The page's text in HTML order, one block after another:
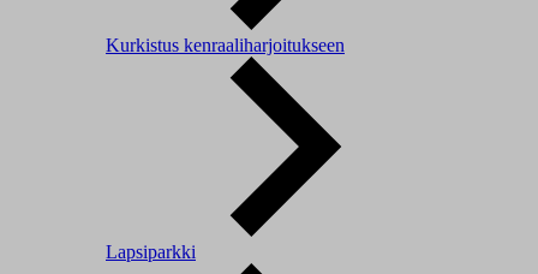
Kurkistus kenraaliharjoitukseen
Lapsiparkki